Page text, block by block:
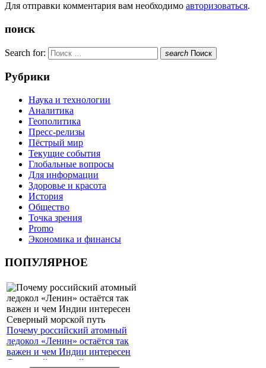
Для отправки комментария вам необходимо авторизоваться.
поиск
Search for: search Поиск
Рубрики
Наука и технологии
Аналитика
Геополитика
Пресс-релизы
Пёстрый мир
Текущие события
Глобальные вопросы
Для информации
Здоровье и красота
История
Общество
Точка зрения
Promo
Экономика и финансы
ПОПУЛЯРНОЕ
Почему российский атомный
ледокол «Ленин» остаётся так
важен и чем Индии интересен
Северный морской путь